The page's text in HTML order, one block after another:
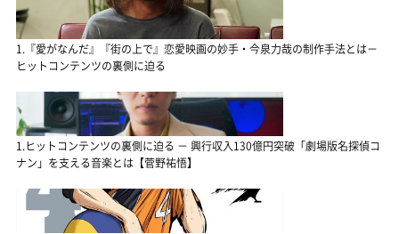
1.『愛がなんだ』『街の上で』恋愛映画の妙手・今泉力哉の制作手法とは－
ヒットコンテンツの裏側に迫る
1.ヒットコンテンツの裏側に迫る － 興行収入130億円突破「劇場版名探偵コ
ナン」を支える音楽とは【菅野祐悟】